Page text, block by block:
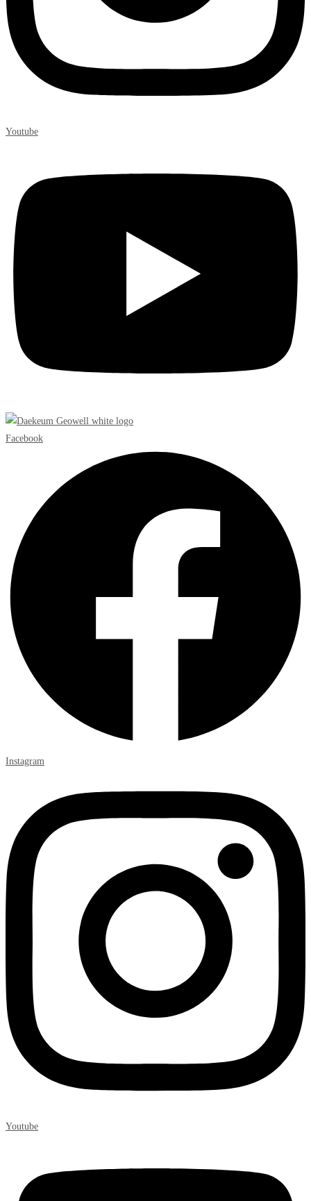
Youtube
Facebook
Instagram
Youtube